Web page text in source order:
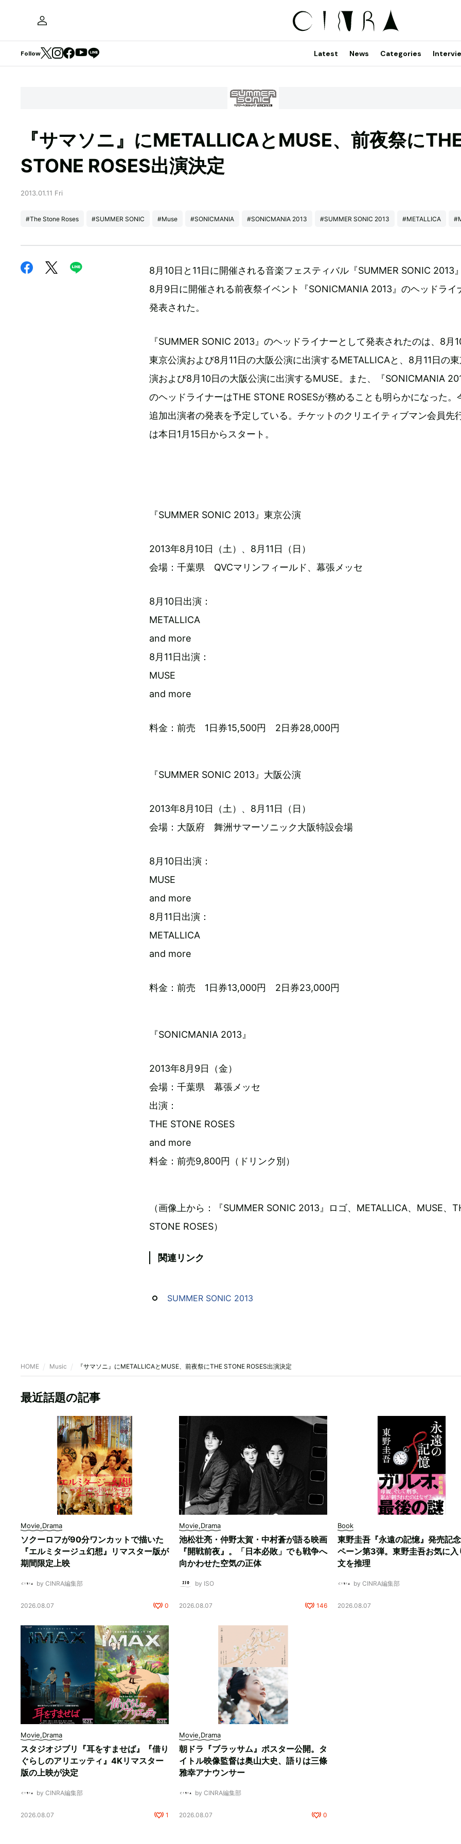
Follow Latest News Categories
『サマソニ』にMETALLICAとMUSE、前夜祭に
STONE ROSES出演決定
2013.01.11 Fri
#The Stone Roses #SUMMER SONIC #Muse #SONICMANIA #SONICMANIA 2013 #SUMMER SONIC 2013 #METALLICA
8月10日と11日に開催される音楽フェスティバル『SUMMER SONIC 2013
8月9日に開催される前夜祭イベント『SONICMANIA 2013』のヘッドライ
発表された。
『SUMMER SONIC 2013』のヘッドライナーとして発表されたのは、8月
東京公演および8月11日の大阪公演に出演するMETALLICAと、8月11日の
演および8月10日の大阪公演に出演するMUSE。また、『SONICMANIA
のヘッドライナーはTHE STONE ROSESが務めることも明らかになった。
追加出演者の発表を予定している。チケットのクリエイティブマン会員先
は本日1月15日からスタート。
『SUMMER SONIC 2013』東京公演
2013年8月10日（土）、8月11日（日）
会場：千葉県 QVCマリンフィールド、幕張メッセ
8月10日出演：
METALLICA
and more
8月11日出演：
MUSE
and more
料金：前売 1日券15,500円 2日券28,000円
『SUMMER SONIC 2013』大阪公演
2013年8月10日（土）、8月11日（日）
会場：大阪府 舞洲サマーソニック大阪特設会場
8月10日出演：
MUSE
and more
8月11日出演：
METALLICA
and more
料金：前売 1日券13,000円 2日券23,000円
『SONICMANIA 2013』
2013年8月9日（金）
会場：千葉県 幕張メッセ
出演：
THE STONE ROSES
and more
料金：前売9,800円（ドリンク別）
（画像上から：『SUMMER SONIC 2013』ロゴ、METALLICA、MUSE、
STONE ROSES）
関連リンク
SUMMER SONIC 2013
HOME Music 『サマソニ』にMETALLICAとMUSE、前夜祭にTHE STONE ROSES出演決定
最近話題の記事
Movie,Drama
ソクーロフが90分ワンカットで描いた
『エルミタージュ幻想』リマスター版が
期間限定上映
by CINRA編集部
2026.08.07 0
Movie,Drama
池松壮亮・仲野太賀・中村蒼が語る映画
『開戦前夜』。「日本必敗」でも戦争へ
向かわせた空気の正体
by ISO
2026.08.07 146
Book
東野圭吾『永遠の記憶』発売記
ペーン第3弾。東野圭吾お気に入
文を推理
by CINRA編集部
2026.08.07
Movie,Drama
スタジオジブリ『耳をすませば』『借り
ぐらしのアリエッティ』4Kリマスター
版の上映が決定
by CINRA編集部
2026.08.07 1
Movie,Drama
朝ドラ『ブラッサム』ポスター公開。タ
イトル映像監督は奥山大史、語りは三條
雅幸アナウンサー
by CINRA編集部
2026.08.07 0